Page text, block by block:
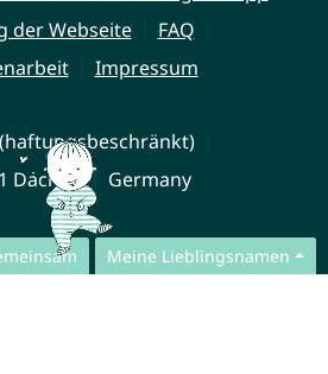
Meine Lieblingsnamen
der Webseite
FAQ
Impressum
Dachau Germany